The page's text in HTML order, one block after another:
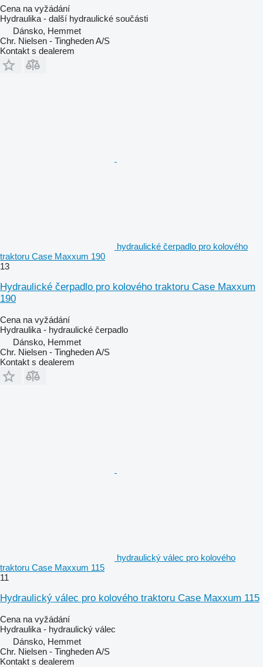
Cena na vyžádání
Hydraulika - další hydraulické součásti
Dánsko, Hemmet
Chr. Nielsen - Tingheden A/S
Kontakt s dealerem
hydraulické čerpadlo pro kolového
traktoru Case Maxxum 190
13
Hydraulické čerpadlo pro kolového traktoru Case Maxxum
190
Cena na vyžádání
Hydraulika - hydraulické čerpadlo
Dánsko, Hemmet
Chr. Nielsen - Tingheden A/S
Kontakt s dealerem
hydraulický válec pro kolového
traktoru Case Maxxum 115
11
Hydraulický válec pro kolového traktoru Case Maxxum 115
Cena na vyžádání
Hydraulika - hydraulický válec
Dánsko, Hemmet
Chr. Nielsen - Tingheden A/S
Kontakt s dealerem